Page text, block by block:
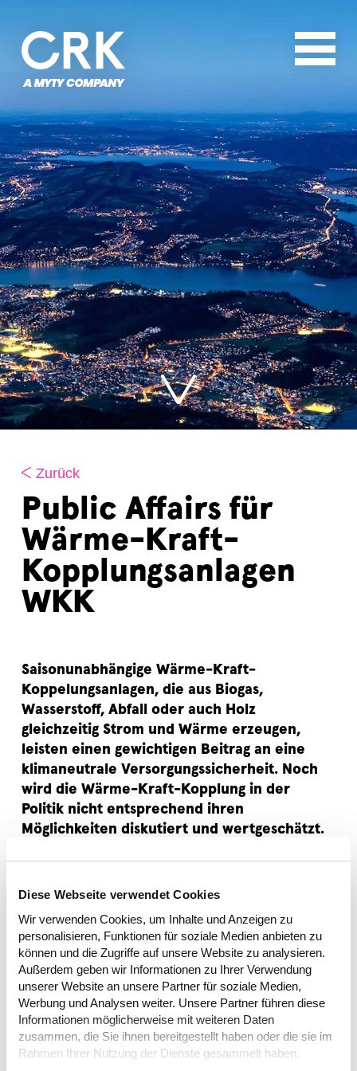
Diese Webseite verwendet Cookies
Wir verwenden Cookies, um Inhalte und Anzeigen zu
personalisieren, Funktionen für soziale Medien anbieten zu
können und die Zugriffe auf unsere Website zu analysieren.
Außerdem geben wir Informationen zu Ihrer Verwendung
unserer Website an unsere Partner für soziale Medien,
Werbung und Analysen weiter. Unsere Partner führen diese
Informationen möglicherweise mit weiteren Daten
zusammen, die Sie ihnen bereitgestellt haben oder die sie im
Rahmen Ihrer Nutzung der Dienste gesammelt haben.
Zurück
Public Affairs für
Wärme-Kraft-
Kopplungsanlagen
WKK
Saisonunabhängige Wärme-Kraft-
Koppelungsanlagen, die aus Biogas,
Wasserstoff, Abfall oder auch Holz
gleichzeitig Strom und Wärme erzeugen,
leisten einen gewichtigen Beitrag an eine
klimaneutrale Versorgungssicherheit. Noch
wird die Wärme-Kraft-Kopplung in der
Politik nicht entsprechend ihren
Möglichkeiten diskutiert und wertgeschätzt.
CRK unterstützt den Fachverband dabei, dies zu
Versorgungssicherheit und die Bedeutung der
Energieeffizienz sorgt CRK dafür, dass das
Konzept dezentraler WKK-Anlagen in Politik und
Öffentlichkeit engagiert diskutiert und gewürdigt
wird. Auch sollen passende
Rahmenbedingungen geschaffen werden, die
den Aufbau einer solchen Anlage-Infrastruktur
unterstützen können. Dazu konzipiert CRK
passende Massnahmen und Instrumente, die die